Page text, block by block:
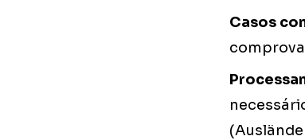
Casos